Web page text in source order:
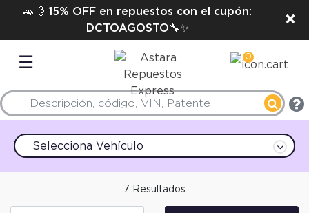
🚗💨 15% OFF en repuestos con el cupón:
DCTOAGOSTO🔧✨
×
☰ 0
Selecciona Vehículo
7 Resultados